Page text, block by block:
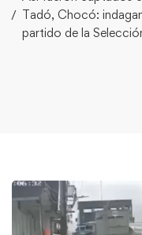
Tadó, Chocó:
partido de la